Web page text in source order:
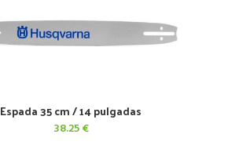
AÑADIR AL CARRITO
Espada 35 cm / 14 pulgadas
38.25€